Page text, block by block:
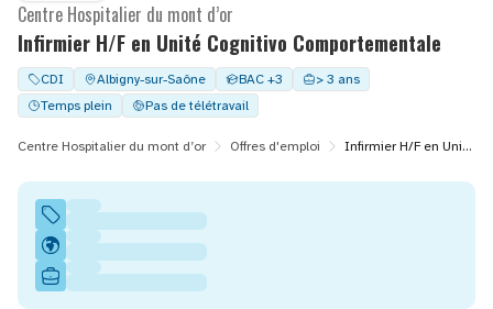
Infirmier H/F en Unité Cognitivo Comportementale
Centre Hospitalier du mont d’or
CDI Albigny-sur-Saône BAC +3
> 3 ans
Temps plein
Pas de télétravail
Centre Hospitalier du mont d’or Offres d'emploi Infirmier H/F en Unité Cognitivo Comportementale